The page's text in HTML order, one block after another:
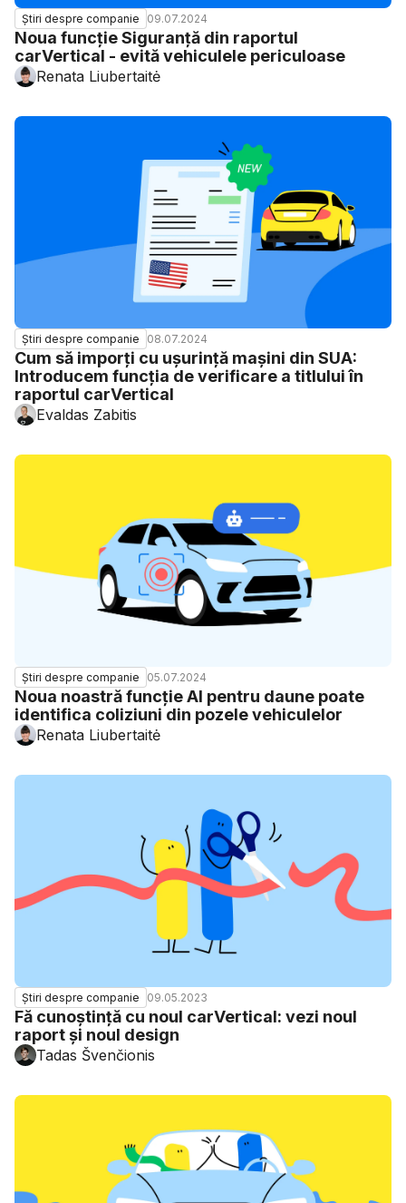
Știri despre companie 09.07.2024
Noua funcție Siguranță din raportul
carVertical - evită vehiculele periculoase
Renata Liubertaitė
Știri despre companie 08.07.2024
Cum să imporți cu ușurință mașini din SUA:
Introducem funcția de verificare a titlului în
raportul carVertical
Evaldas Zabitis
Știri despre companie 05.07.2024
Noua noastră funcție AI pentru daune poate
identifica coliziuni din pozele vehiculelor
Renata Liubertaitė
Știri despre companie 09.05.2023
Fă cunoștință cu noul carVertical: vezi noul
raport și noul design
Tadas Švenčionis